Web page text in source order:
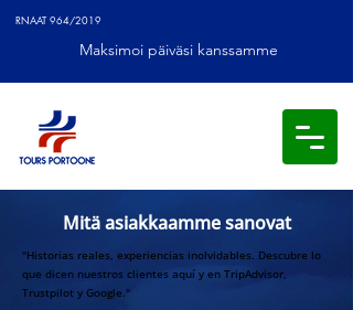
RNAAT 964/2019
Maksimoi päiväsi kanssamme
Mitä asiakkaamme sanovat
"Historias reales, experiencias inolvidables. Descubre lo
que dicen nuestros clientes aquí y en TripAdvisor,
Trustpilot y Google."